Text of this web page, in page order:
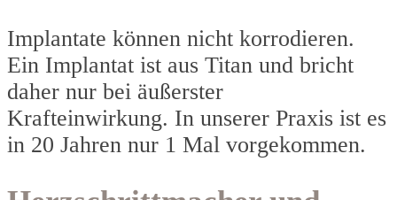
Implantate können nicht korrodieren.
Ein Implantat ist aus Titan und bricht
daher nur bei äußerster
Krafteinwirkung. In unserer Praxis ist es
in 20 Jahren nur 1 Mal vorgekommen.